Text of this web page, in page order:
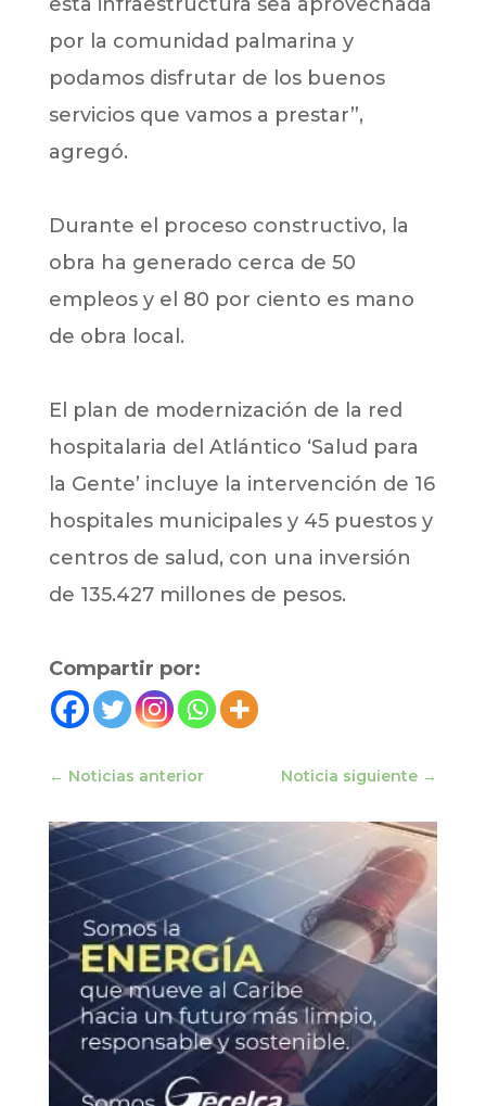
por la comunidad palmarina y
podamos disfrutar de los buenos
servicios que vamos a prestar”,
agregó.
Durante el proceso constructivo, la
obra ha generado cerca de 50
empleos y el 80 por ciento es mano
de obra local.
El plan de modernización de la red
hospitalaria del Atlántico ‘Salud para
la Gente’ incluye la intervención de 16
hospitales municipales y 45 puestos y
centros de salud, con una inversión
de 135.427 millones de pesos.
Compartir por:
← Noticias anterior Noticia siguiente →